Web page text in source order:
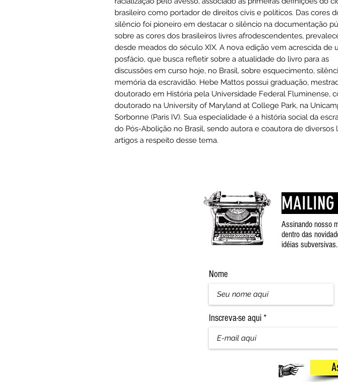
brasileiro como portador de direitos civis e políticos. Das cores
silêncio foi pioneiro em destacar o silêncio na documentação
sobre as cores dos brasileiros livres afrodescendentes,
desde meados do século XIX. A nova edição vem acrescida de
posfácio, que busca refletir sobre a atualidade do livro para as
discussões em curso hoje, no Brasil, sobre esquecimento,
memória da escravidão. Hebe Mattos possui graduação,
doutorado em História pela Universidade Federal Fluminense,
doutorado na University of Maryland at College Park, na
Sorbonne (Paris IV). Sua especialidade é a história social da
do Pós-Abolição no Brasil, sendo autora e coautora de diversos
artigos a respeito desse tema.
MAILING
Assinando nosso
dentro das
idéias
Nome
Inscreva-se aqui